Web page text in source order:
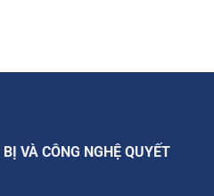
VÀ CÔNG NGHỆ QUYẾT